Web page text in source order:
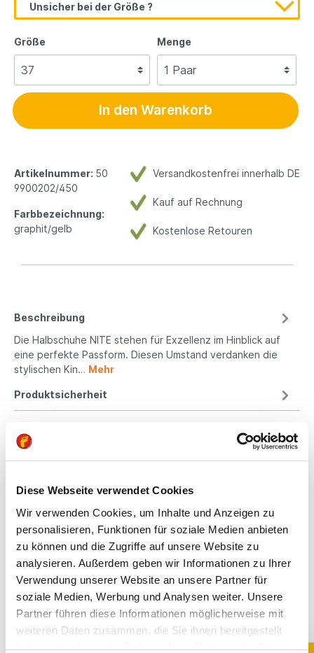
Diese Webseite verwendet Cookies
Wir verwenden Cookies, um Inhalte und Anzeigen zu
personalisieren, Funktionen für soziale Medien anbieten
zu können und die Zugriffe auf unsere Website zu
analysieren. Außerdem geben wir Informationen zu Ihrer
Verwendung unserer Website an unsere Partner für
soziale Medien, Werbung und Analysen weiter. Unsere
Partner führen diese Informationen möglicherweise mit
weiteren Daten zusammen, die Sie ihnen bereitgestellt
haben oder die sie im Rahmen Ihrer Nutzung der Dienste
Unsicher bei der Größe ?
Größe Menge
In den Warenkorb
Versandkostenfrei innerhalb DE
Kauf auf Rechnung
Kostenlose Retouren
Artikelnummer: 50
9900202/450
Farbbezeichnung:
graphit/gelb
Beschreibung
Die Halbschuhe NITE stehen für Exzellenz im Hinblick auf
eine perfekte Passform. Diesen Umstand verdanken die
stylischen Kin… Mehr
Produktsicherheit
Kindgerechte
Passform
All unsere Schuhe sind
auf die Bedürfnisse
von Kindern
ausgerichtet. Sie
bieten optimalen Halt,
fördern die natürliche
Fußentwicklung und
hochwertigen,